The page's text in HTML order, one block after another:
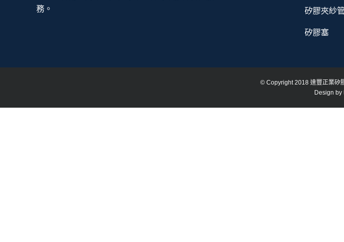
務。
矽膠夾紗管
矽膠塞
© Copyright 2018 達豐正業矽
Design by